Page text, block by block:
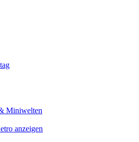
Miniwelten
anzeigen